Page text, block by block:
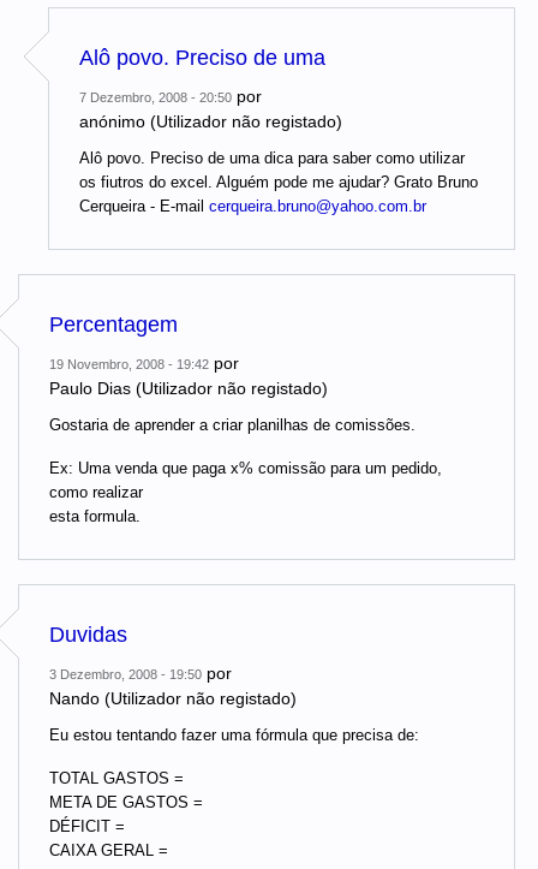
Alô povo. Preciso de uma
7 Dezembro, 2008 - 20:50 por
anónimo (Utilizador não registado)
Alô povo. Preciso de uma dica para saber como utilizar
os fiutros do excel. Alguém pode me ajudar? Grato Bruno
Cerqueira - E-mail cerqueira.bruno@yahoo.com.br
Percentagem
19 Novembro, 2008 - 19:42 por
Paulo Dias (Utilizador não registado)
Gostaria de aprender a criar planilhas de comissões.
Ex: Uma venda que paga x% comissão para um pedido,
como realizar
esta formula.
Duvidas
3 Dezembro, 2008 - 19:50 por
Nando (Utilizador não registado)
Eu estou tentando fazer uma fórmula que precisa de:
TOTAL GASTOS =
META DE GASTOS =
DÉFICIT =
CAIXA GERAL =